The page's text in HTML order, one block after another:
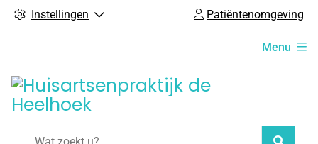
Instellingen Patiëntenomgeving
Menu